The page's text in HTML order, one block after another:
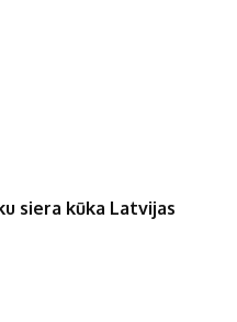
siera kūka Latvijas